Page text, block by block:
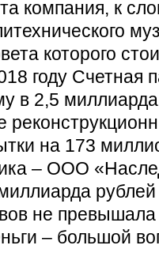
компания, к
которого
году Счетная
в 2,5
на 173
– ООО
рублей
не
– большой